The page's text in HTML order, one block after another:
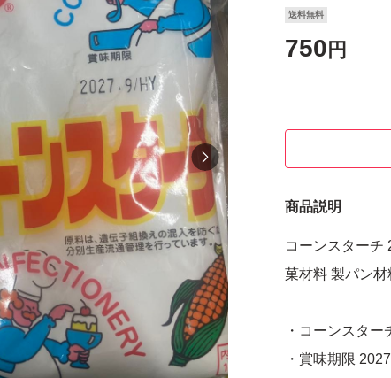
送料無料
750 円
商品説明
コーンスターチ
菓材料 製パン材
・コーンスター
・賞味期限